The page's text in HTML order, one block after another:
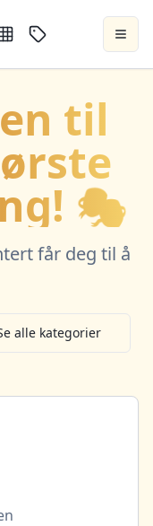
til
🎭
får deg til å
alle kategorier